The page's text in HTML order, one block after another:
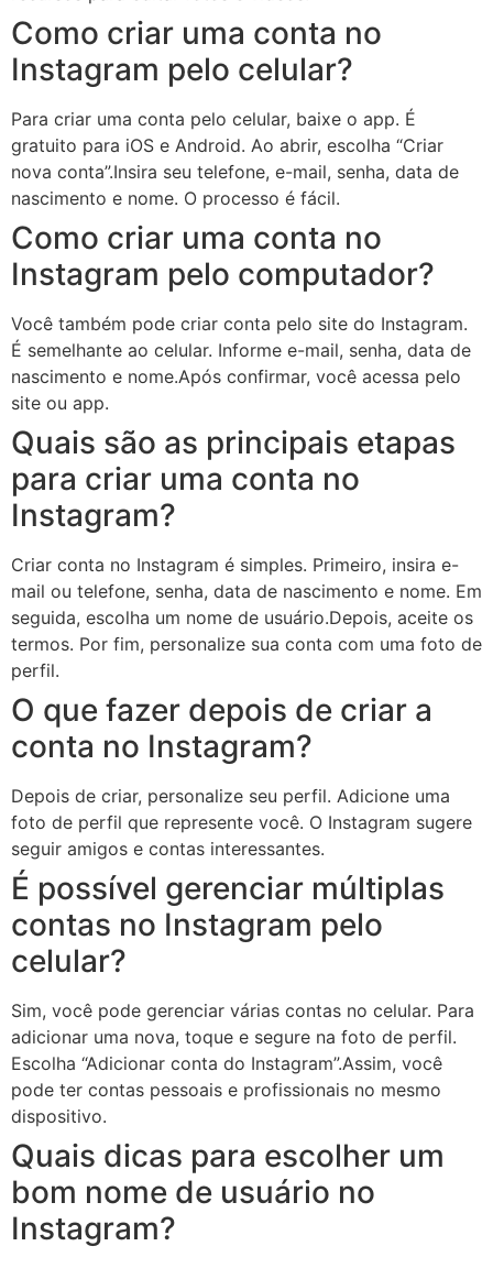
Como criar uma conta no
Instagram pelo celular?
Para criar uma conta pelo celular, baixe o app. É
gratuito para iOS e Android. Ao abrir, escolha “Criar
nova conta”.Insira seu telefone, e-mail, senha, data de
nascimento e nome. O processo é fácil.
Como criar uma conta no
Instagram pelo computador?
Você também pode criar conta pelo site do Instagram.
É semelhante ao celular. Informe e-mail, senha, data de
nascimento e nome.Após confirmar, você acessa pelo
site ou app.
Quais são as principais etapas
para criar uma conta no
Instagram?
Criar conta no Instagram é simples. Primeiro, insira e-
mail ou telefone, senha, data de nascimento e nome. Em
seguida, escolha um nome de usuário.Depois, aceite os
termos. Por fim, personalize sua conta com uma foto de
perfil.
O que fazer depois de criar a
conta no Instagram?
Depois de criar, personalize seu perfil. Adicione uma
foto de perfil que represente você. O Instagram sugere
seguir amigos e contas interessantes.
É possível gerenciar múltiplas
contas no Instagram pelo
celular?
Sim, você pode gerenciar várias contas no celular. Para
adicionar uma nova, toque e segure na foto de perfil.
Escolha “Adicionar conta do Instagram”.Assim, você
pode ter contas pessoais e profissionais no mesmo
dispositivo.
Quais dicas para escolher um
bom nome de usuário no
Instagram?